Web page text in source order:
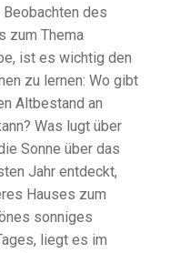
des
zum Thema
ist es wichtig den
zu lernen: Wo gibt
Altbestand an
Was lugt über
Sonne über das
Jahr entdeckt,
Hauses zum
sonniges
liegt es im